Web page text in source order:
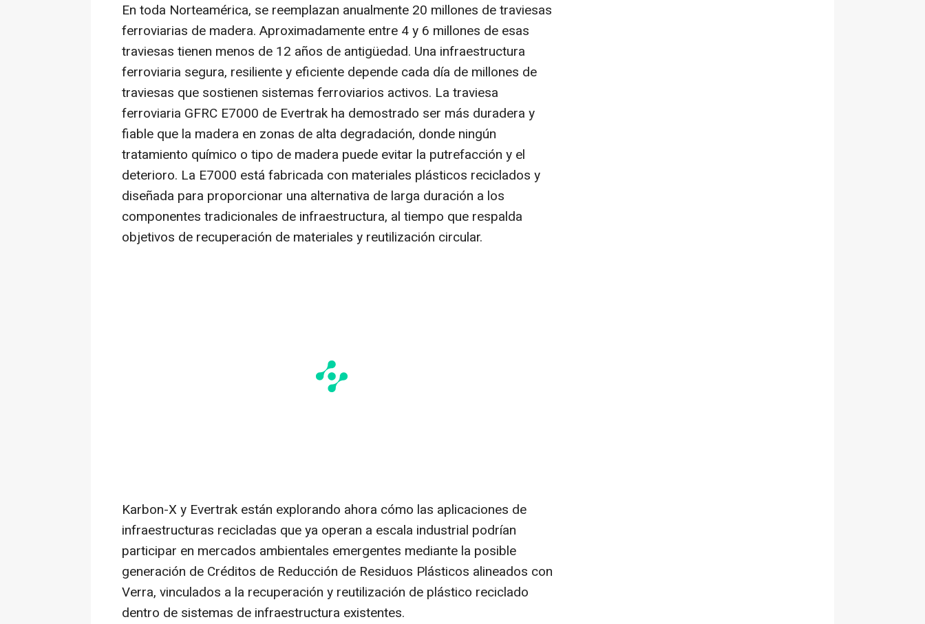
En toda Norteamérica, se reemplazan anualmente 20 millones de traviesas
ferroviarias de madera. Aproximadamente entre 4 y 6 millones de esas
traviesas tienen menos de 12 años de antigüedad. Una infraestructura
ferroviaria segura, resiliente y eficiente depende cada día de millones de
traviesas que sostienen sistemas ferroviarios activos. La traviesa
ferroviaria GFRC E7000 de Evertrak ha demostrado ser más duradera y
fiable que la madera en zonas de alta degradación, donde ningún
tratamiento químico o tipo de madera puede evitar la putrefacción y el
deterioro. La E7000 está fabricada con materiales plásticos reciclados y
diseñada para proporcionar una alternativa de larga duración a los
componentes tradicionales de infraestructura, al tiempo que respalda
objetivos de recuperación de materiales y reutilización circular.
Karbon-X y Evertrak están explorando ahora cómo las aplicaciones de
infraestructuras recicladas que ya operan a escala industrial podrían
participar en mercados ambientales emergentes mediante la posible
generación de Créditos de Reducción de Residuos Plásticos alineados con
Verra, vinculados a la recuperación y reutilización de plástico reciclado
dentro de sistemas de infraestructura existentes.